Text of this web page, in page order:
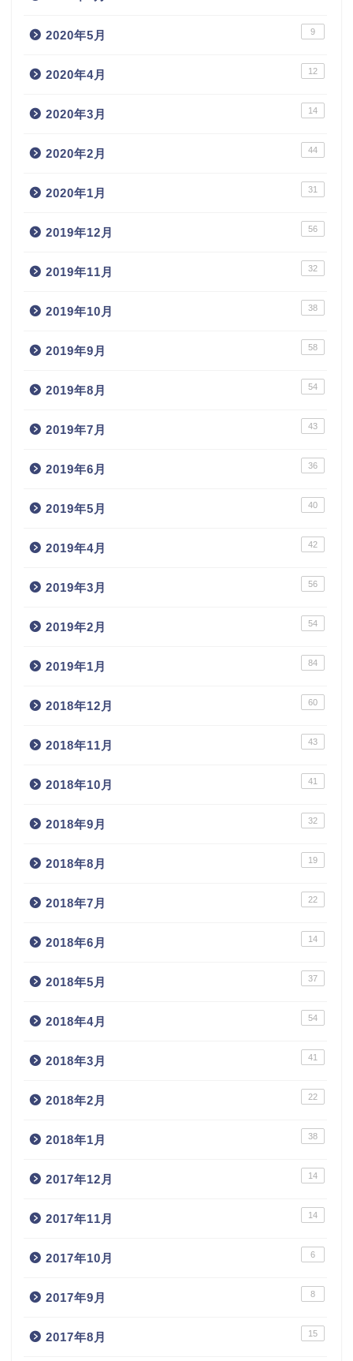
2020年5月 9
2020年4月 12
2020年3月 14
2020年2月 44
2020年1月 31
2019年12月 56
2019年11月 32
2019年10月 38
2019年9月 58
2019年8月 54
2019年7月 43
2019年6月 36
2019年5月 40
2019年4月 42
2019年3月 56
2019年2月 54
2019年1月 84
2018年12月 60
2018年11月 43
2018年10月 41
2018年9月 32
2018年8月 19
2018年7月 22
2018年6月 14
2018年5月 37
2018年4月 54
2018年3月 41
2018年2月 22
2018年1月 38
2017年12月 14
2017年11月 14
2017年10月 6
2017年9月 8
2017年8月 15